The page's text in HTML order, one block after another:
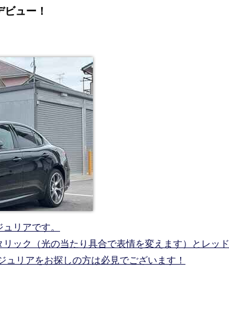
ュー！
リアです。
ック（光の当たり具合で表情を変えます）とレッド
リアをお探しの方は必見でございます！